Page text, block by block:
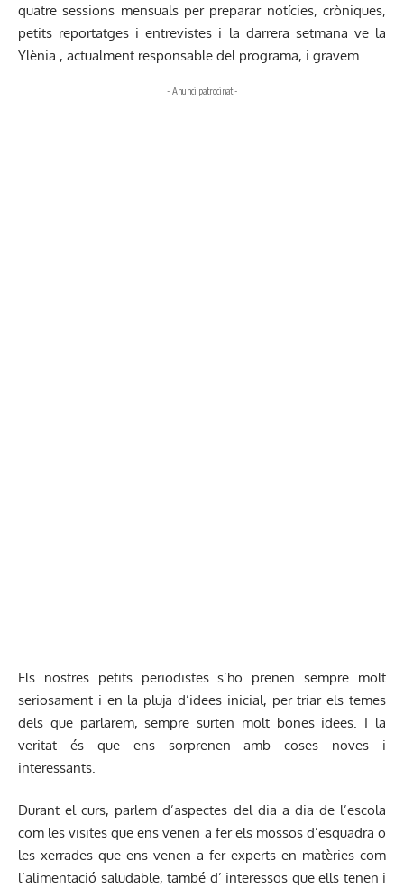
quatre sessions mensuals per preparar notícies, cròniques,
petits reportatges i entrevistes i la darrera setmana ve la
Ylènia , actualment responsable del programa, i gravem.
- Anunci patrocinat -
Els nostres petits periodistes s’ho prenen sempre molt
seriosament i en la pluja d’idees inicial, per triar els temes
dels que parlarem, sempre surten molt bones idees. I la
veritat és que ens sorprenen amb coses noves i
interessants.
Durant el curs, parlem d’aspectes del dia a dia de l’escola
com les visites que ens venen a fer els mossos d’esquadra o
les xerrades que ens venen a fer experts en matèries com
l’alimentació saludable, també d’ interessos que ells tenen i